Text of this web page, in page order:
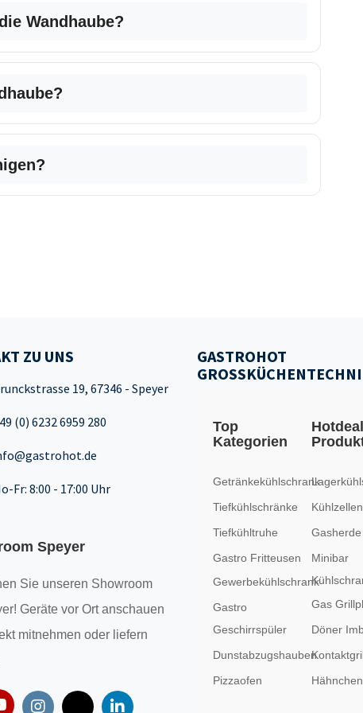
Wandhaube?
ZU UNS
19, 67346 - Speyer
(0) 6232 6959 280
Fr: 8:00 - 17:00 Uhr
Speyer
Sie unseren Showroom
Geräte vor Ort anschauen
mitnehmen oder liefern
GASTROHOT
Top
Kategorien
Getränkekühlschrank
Tiefkühlschränke
Tiefkühltruhe
Gastro Fritteusen
Gewerbekühlschrank
Gastro
Geschirrspüler
Dunstabzugshauben
Pizzaofen
Kühlzellen
Gasherde
Minibar
Gas
Döner